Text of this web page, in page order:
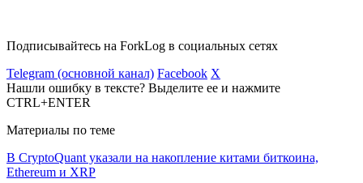
Подписывайтесь на ForkLog в социальных сетях
Telegram (основной канал) Facebook X
Нашли ошибку в тексте? Выделите ее и нажмите
CTRL+ENTER
Материалы по теме
В CryptoQuant указали на накопление китами биткоина,
Ethereum и XRP